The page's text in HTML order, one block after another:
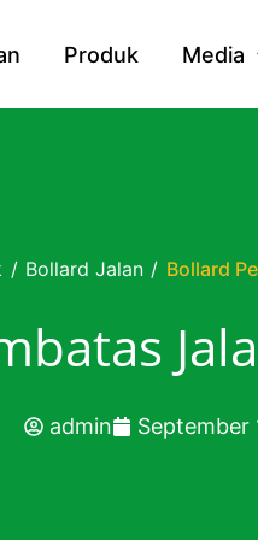
Produk Media
/ Bollard Jalan / Bollard
admin September